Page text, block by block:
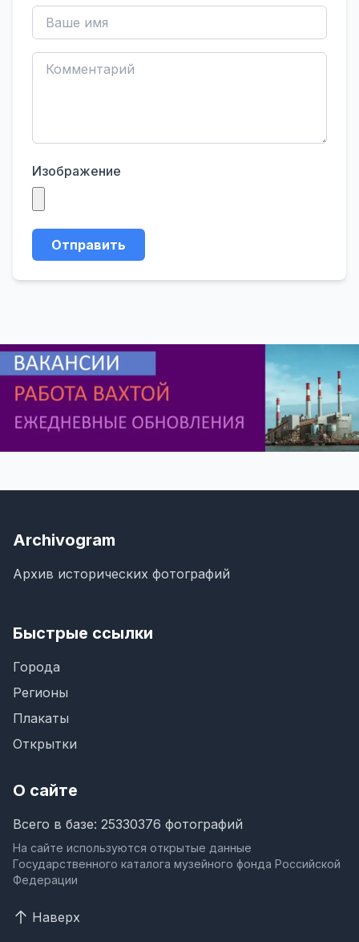
Изображение
Отправить
Archivogram
Архив исторических фотографий
Быстрые ссылки
Города
Регионы
Плакаты
Открытки
О сайте
Всего в базе: 25330376 фотографий
На сайте используются открытые данные
Государственного каталога музейного фонда Российской
Федерации
Наверх